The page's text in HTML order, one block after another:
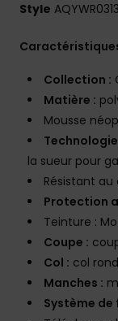
Style
Collection :
Matière :
Mousse
la sueur pour
Résistant au
Protection
Teinture :
Coupe :
Col : col rond
Manches :
Système de